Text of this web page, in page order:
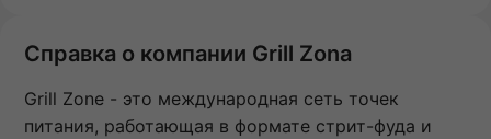
Справка о компании Grill Zona
Grill Zone - это международная сеть точек
питания, работающая в формате стрит-фуда и